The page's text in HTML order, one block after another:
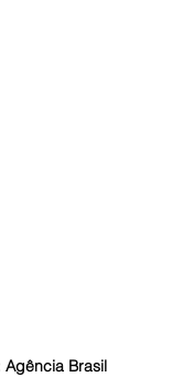
Agência Brasil